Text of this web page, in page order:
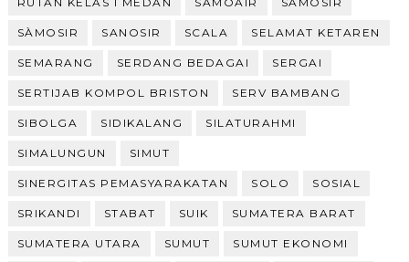
SÀMOSIR SANOSIR SCALA SELAMAT KETAREN
SEMARANG SERDANG BEDAGAI SERGAI
SERTIJAB KOMPOL BRISTON SERV BAMBANG
SIBOLGA SIDIKALANG SILATURAHMI
SIMALUNGUN SIMUT
SINERGITAS PEMASYARAKATAN SOLO SOSIAL
SRIKANDI STABAT SUIK SUMATERA BARAT
SUMATERA UTARA SUMUT SUMUT EKONOMI